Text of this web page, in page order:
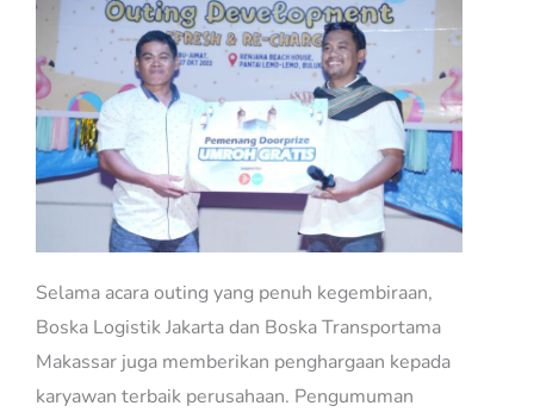
Selama acara outing yang penuh kegembiraan,
Boska Logistik Jakarta dan Boska Transportama
Makassar juga memberikan penghargaan kepada
karyawan terbaik perusahaan. Pengumuman